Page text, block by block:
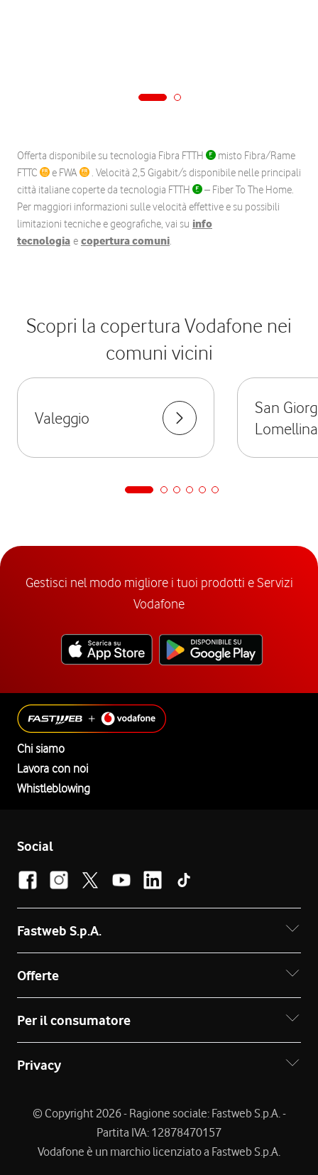
Offerta disponibile su tecnologia Fibra FTTH
misto Fibra/Rame
FTTC
e FWA
. Velocità 2,5 Gigabit/s disponibile nelle principali
città italiane coperte da tecnologia FTTH
– Fiber To The Home.
Per maggiori informazioni sulle velocità effettive e su possibili
limitazioni tecniche e geografiche, vai su info
tecnologia e copertura comuni.
Scopri la copertura Vodafone nei
comuni vicini
Valeggio
San
Lomellina
Gestisci nel modo migliore i tuoi prodotti e Servizi
Vodafone
Chi siamo
Lavora con noi
Whistleblowing
Social
Fastweb S.p.A.
Offerte
Per il consumatore
Privacy
© Copyright 2026 - Ragione sociale: Fastweb S.p.A. -
Partita IVA: 12878470157
Vodafone è un marchio licenziato a Fastweb S.p.A.